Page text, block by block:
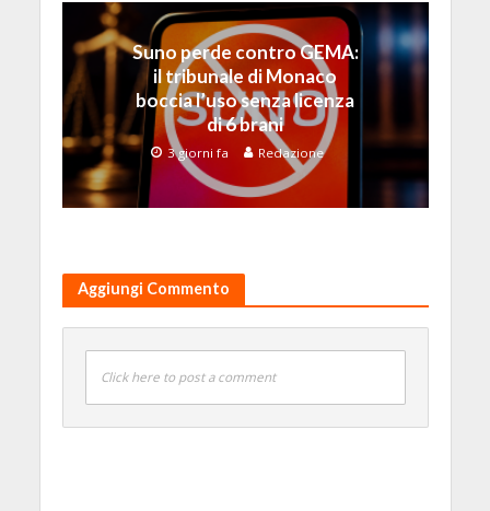
Suno perde contro GEMA:
il tribunale di Monaco
boccia l’uso senza licenza
di 6 brani
3 giorni fa Redazione
Aggiungi Commento
Click here to post a comment